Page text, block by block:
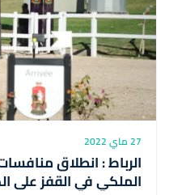
27 ماي 2022
الرباط : انطلاق
الملكي في القفز على